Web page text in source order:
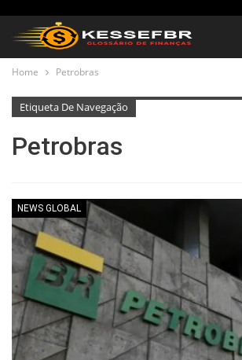
Home Petrobras
Etiqueta De Navegação
Petrobras
NEWS GLOBAL